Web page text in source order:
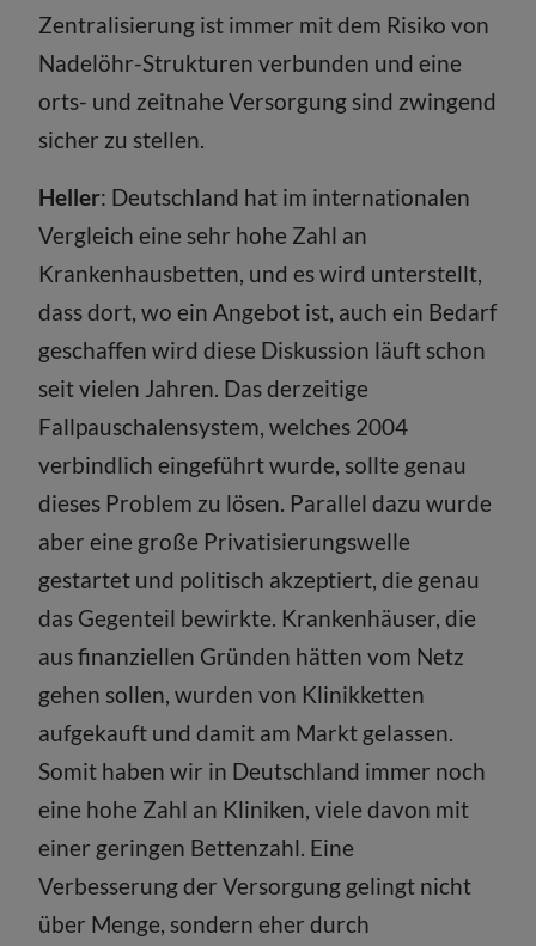
Zentralisierung ist immer mit dem Risiko von
Nadelöhr-Strukturen verbunden und eine
orts- und zeitnahe Versorgung sind zwingend
sicher zu stellen.
Heller: Deutschland hat im internationalen
Vergleich eine sehr hohe Zahl an
Krankenhausbetten, und es wird unterstellt,
dass dort, wo ein Angebot ist, auch ein Bedarf
geschaffen wird diese Diskussion läuft schon
seit vielen Jahren. Das derzeitige
Fallpauschalensystem, welches 2004
verbindlich eingeführt wurde, sollte genau
dieses Problem zu lösen. Parallel dazu wurde
aber eine große Privatisierungswelle
gestartet und politisch akzeptiert, die genau
das Gegenteil bewirkte. Krankenhäuser, die
aus finanziellen Gründen hätten vom Netz
gehen sollen, wurden von Klinikketten
aufgekauft und damit am Markt gelassen.
Somit haben wir in Deutschland immer noch
eine hohe Zahl an Kliniken, viele davon mit
einer geringen Bettenzahl. Eine
Verbesserung der Versorgung gelingt nicht
über Menge, sondern eher durch